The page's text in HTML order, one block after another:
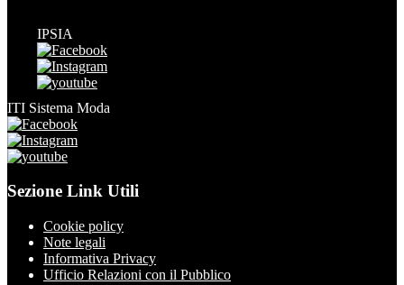
IPSIA
ITI Sistema Moda
Sezione Link Utili
Cookie policy
Note legali
Informativa Privacy
Ufficio Relazioni con il Pubblico